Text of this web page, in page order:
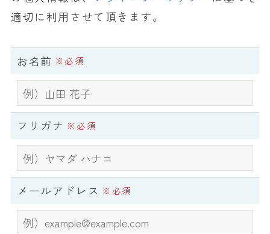
適切に利用させて頂きます。
お名前 ※必須
フリガナ ※必須
メールアドレス ※必須